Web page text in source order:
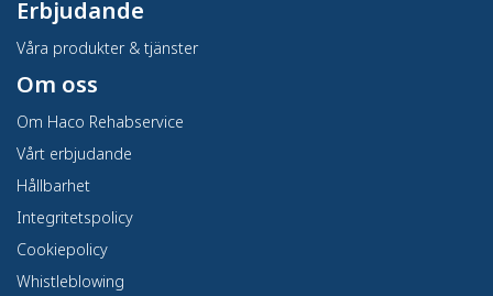
Erbjudande
Våra produkter & tjänster
Om oss
Om Haco Rehabservice
Vårt erbjudande
Hållbarhet
Integritetspolicy
Cookiepolicy
Whistleblowing